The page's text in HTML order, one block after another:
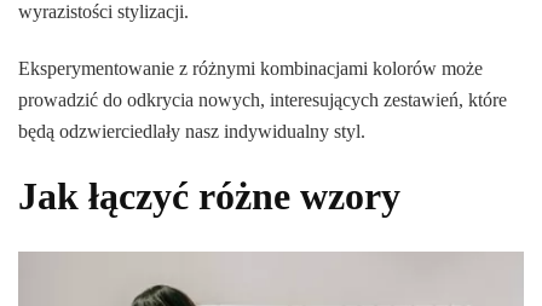
wyrazistości stylizacji.
Eksperymentowanie z różnymi kombinacjami kolorów może
prowadzić do odkrycia nowych, interesujących zestawień, które
będą odzwierciedlały nasz indywidualny styl.
Jak łączyć różne wzory